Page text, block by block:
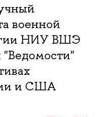
военной
НИУ ВШЭ
"Ведомости"
и США